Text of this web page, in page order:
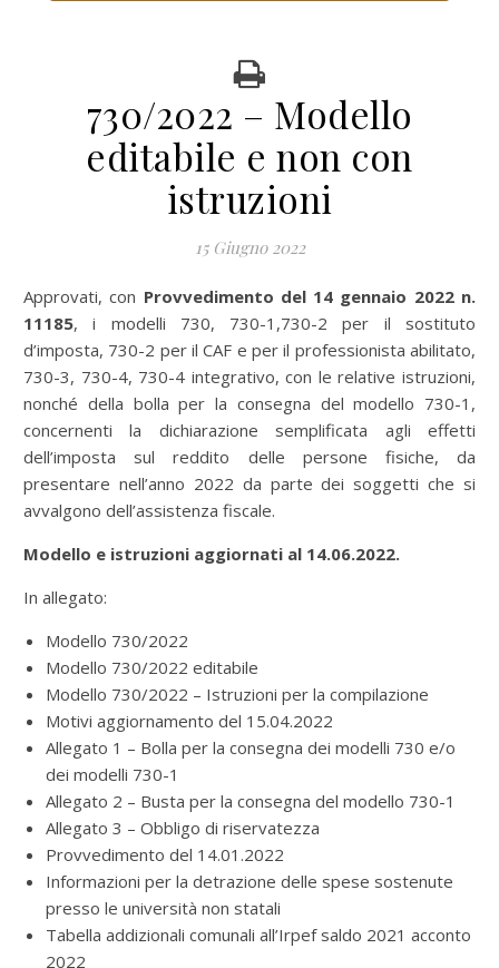
730/2022 – Modello
editabile e non con
istruzioni
15 Giugno 2022
Approvati, con Provvedimento del 14 gennaio 2022 n.
11185, i modelli 730, 730-1,730-2 per il sostituto
d’imposta, 730-2 per il CAF e per il professionista abilitato,
730-3, 730-4, 730-4 integrativo, con le relative istruzioni,
nonché della bolla per la consegna del modello 730-1,
concernenti la dichiarazione semplificata agli effetti
dell’imposta sul reddito delle persone fisiche, da
presentare nell’anno 2022 da parte dei soggetti che si
avvalgono dell’assistenza fiscale.
Modello e istruzioni aggiornati al 14.06.2022.
In allegato:
Modello 730/2022
Modello 730/2022 editabile
Modello 730/2022 – Istruzioni per la compilazione
Motivi aggiornamento del 15.04.2022
Allegato 1 – Bolla per la consegna dei modelli 730 e/o
dei modelli 730-1
Allegato 2 – Busta per la consegna del modello 730-1
Allegato 3 – Obbligo di riservatezza
Provvedimento del 14.01.2022
Informazioni per la detrazione delle spese sostenute
presso le università non statali
Tabella addizionali comunali all’Irpef saldo 2021 acconto
2022